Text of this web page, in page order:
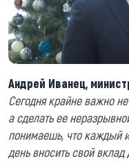
Андрей Иванец,
Сегодня крайне важно
а сделать ее
понимаешь, что каждый
день вносить свой